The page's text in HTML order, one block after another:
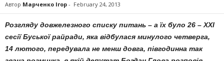
Автор Марченко Ігор - February 24, 2013
Розгляду довжелезного списку питань – а їх було 26 – ХХІ
сесії Буської райради, яка відбулася минулого четверга,
14 лютого, передувала не менш довга, півгодинна так